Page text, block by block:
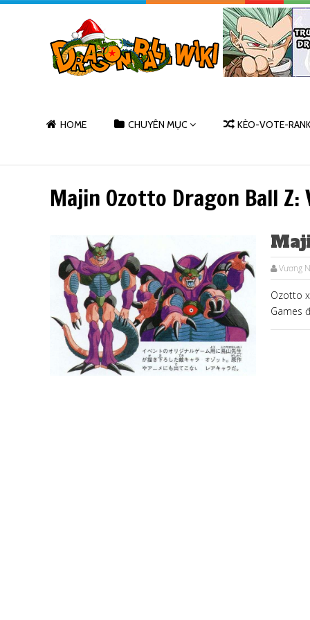
HOME CHUYÊN MỤC KÈO-VOTE-
Majin Ozotto Dragon Ball Z:
Vương
Ozotto
Games